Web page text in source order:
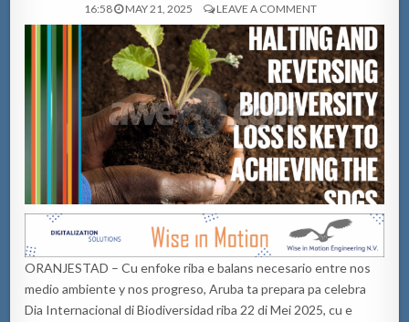
16:58 MAY 21, 2025 LEAVE A COMMENT
ORANJESTAD – Cu enfoke riba e balans necesario entre nos
medio ambiente y nos progreso, Aruba ta prepara pa celebra
Dia Internacional di Biodiversidad riba 22 di Mei 2025, cu e